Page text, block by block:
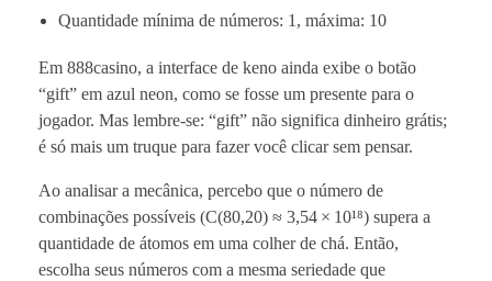
Quantidade mínima de números: 1, máxima: 10
Em 888casino, a interface de keno ainda exibe o botão
“gift” em azul neon, como se fosse um presente para o
jogador. Mas lembre‑se: “gift” não significa dinheiro grátis;
é só mais um truque para fazer você clicar sem pensar.
Ao analisar a mecânica, percebo que o número de
combinações possíveis (C(80,20) ≈ 3,54 × 10¹⁸) supera a
quantidade de átomos em uma colher de chá. Então,
escolha seus números com a mesma seriedade que